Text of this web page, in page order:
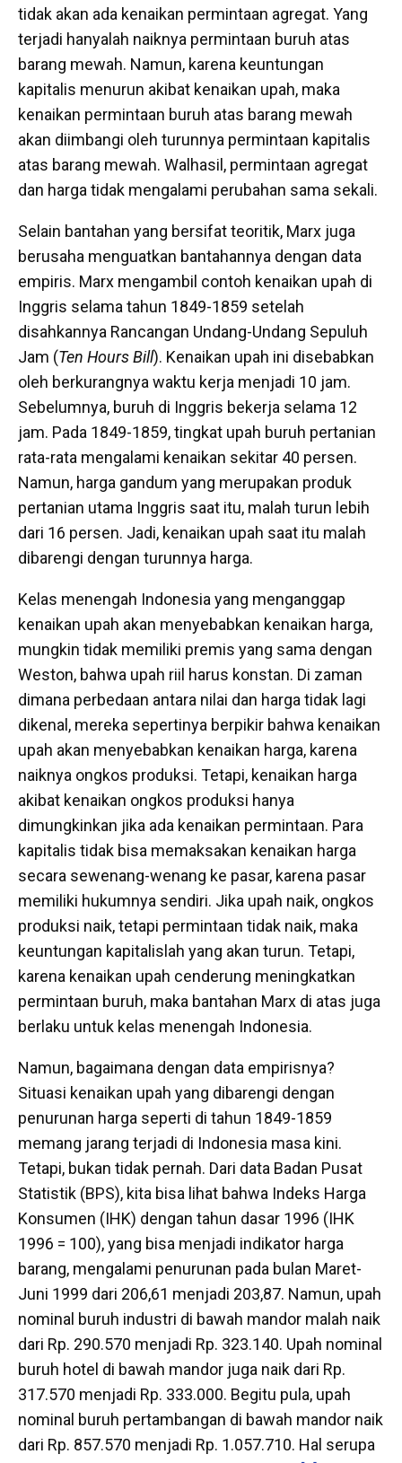
tidak akan ada kenaikan permintaan agregat. Yang
terjadi hanyalah naiknya permintaan buruh atas
barang mewah. Namun, karena keuntungan
kapitalis menurun akibat kenaikan upah, maka
kenaikan permintaan buruh atas barang mewah
akan diimbangi oleh turunnya permintaan kapitalis
atas barang mewah. Walhasil, permintaan agregat
dan harga tidak mengalami perubahan sama sekali.
Selain bantahan yang bersifat teoritik, Marx juga
berusaha menguatkan bantahannya dengan data
empiris. Marx mengambil contoh kenaikan upah di
Inggris selama tahun 1849-1859 setelah
disahkannya Rancangan Undang-Undang Sepuluh
Jam (Ten Hours Bill). Kenaikan upah ini disebabkan
oleh berkurangnya waktu kerja menjadi 10 jam.
Sebelumnya, buruh di Inggris bekerja selama 12
jam. Pada 1849-1859, tingkat upah buruh pertanian
rata-rata mengalami kenaikan sekitar 40 persen.
Namun, harga gandum yang merupakan produk
pertanian utama Inggris saat itu, malah turun lebih
dari 16 persen. Jadi, kenaikan upah saat itu malah
dibarengi dengan turunnya harga.
Kelas menengah Indonesia yang menganggap
kenaikan upah akan menyebabkan kenaikan harga,
mungkin tidak memiliki premis yang sama dengan
Weston, bahwa upah riil harus konstan. Di zaman
dimana perbedaan antara nilai dan harga tidak lagi
dikenal, mereka sepertinya berpikir bahwa kenaikan
upah akan menyebabkan kenaikan harga, karena
naiknya ongkos produksi. Tetapi, kenaikan harga
akibat kenaikan ongkos produksi hanya
dimungkinkan jika ada kenaikan permintaan. Para
kapitalis tidak bisa memaksakan kenaikan harga
secara sewenang-wenang ke pasar, karena pasar
memiliki hukumnya sendiri. Jika upah naik, ongkos
produksi naik, tetapi permintaan tidak naik, maka
keuntungan kapitalislah yang akan turun. Tetapi,
karena kenaikan upah cenderung meningkatkan
permintaan buruh, maka bantahan Marx di atas juga
berlaku untuk kelas menengah Indonesia.
Namun, bagaimana dengan data empirisnya?
Situasi kenaikan upah yang dibarengi dengan
penurunan harga seperti di tahun 1849-1859
memang jarang terjadi di Indonesia masa kini.
Tetapi, bukan tidak pernah. Dari data Badan Pusat
Statistik (BPS), kita bisa lihat bahwa Indeks Harga
Konsumen (IHK) dengan tahun dasar 1996 (IHK
1996 = 100), yang bisa menjadi indikator harga
barang, mengalami penurunan pada bulan Maret-
Juni 1999 dari 206,61 menjadi 203,87. Namun, upah
nominal buruh industri di bawah mandor malah naik
dari Rp. 290.570 menjadi Rp. 323.140. Upah nominal
buruh hotel di bawah mandor juga naik dari Rp.
317.570 menjadi Rp. 333.000. Begitu pula, upah
nominal buruh pertambangan di bawah mandor naik
dari Rp. 857.570 menjadi Rp. 1.057.710. Hal serupa